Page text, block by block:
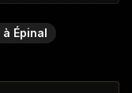
à Épinal